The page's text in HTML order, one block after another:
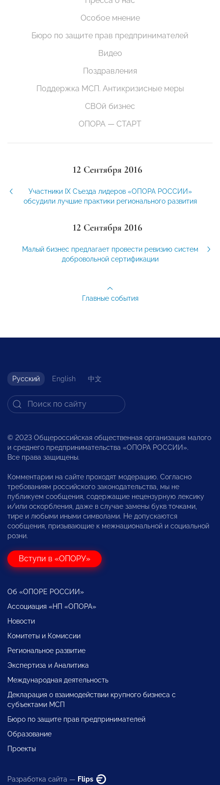
Особое мнение
Бюро по защите прав предпринимателей
Видео
Поздравления
Поддержка МСП. Антикризисные меры
СВОй бизнес
ОПОРА — СТАРТ
12 Сентября 2016
Участники IX Съезда лидеров «ОПОРА РОССИИ»
обсудили лучшие практики регионального развития
12 Сентября 2016
Малый бизнес предлагает провести ревизию систем
добровольной сертификации
Главные события
Русский English 中文
© 2023 Общероссийская общественная организация малого
и среднего предпринимательства «ОПОРА РОССИИ».
Все права защищены.
Комментарии на сайте проходят модерацию. Согласно
требованиям российского законодательства, мы не
публикуем сообщения, содержащие нецензурную лексику
и/или оскорбления, даже в случае замены букв точками,
тире и любыми иными символами. Не допускаются
сообщения, призывающие к межнациональной и социальной
розни.
Вступи в «ОПОРУ»
Об «ОПОРЕ РОССИИ»
Ассоциация «НП «ОПОРА»
Новости
Комитеты и Комиссии
Региональное развитие
Экспертиза и Аналитика
Международная деятельность
Декларация о взаимодействии крупного бизнеса с
субъектами МСП
Бюро по защите прав предпринимателей
Образование
Проекты
Разработка сайта — Flips